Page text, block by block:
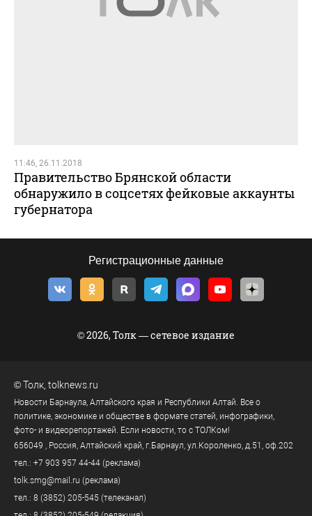
11:46, 26.11.2018
Правительство Брянской области
обнаружило в соцсетях фейковые аккаунты
губернатора
Регистрационные данные
© 2026, Толк — сетевое издание
©Толк, tolknews.ru
Новости Барнаула, Алтайского края и Республики Алтай. Все о
политике, экономике и обществе в формате статей, инфографики,
фото- и видеорепортажей. Если новости, то с ТОЛКом!
656049 , Россия, Алтайский край, г.Барнаул, ул.Короленко, д.51, оф.202
тел.: +7 903 957 44-44 (реклама)
tolk.smg@mail.ru (реклама)
тел.: 8 (3852) 205-545 (телеканал)